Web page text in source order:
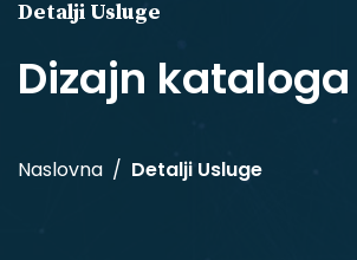
Detalji Usluge
Dizajn kataloga
Naslovna Detalji Usluge